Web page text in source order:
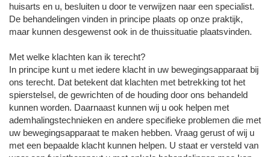
huisarts en u, besluiten u door te verwijzen naar een specialist.
De behandelingen vinden in principe plaats op onze praktijk,
maar kunnen desgewenst ook in de thuissituatie plaatsvinden.
Met welke klachten kan ik terecht?
In principe kunt u met iedere klacht in uw bewegingsapparaat bij
ons terecht. Dat betekent dat klachten met betrekking tot het
spierstelsel, de gewrichten of de houding door ons behandeld
kunnen worden. Daarnaast kunnen wij u ook helpen met
ademhalingstechnieken en andere specifieke problemen die met
uw bewegingsapparaat te maken hebben. Vraag gerust of wij u
met een bepaalde klacht kunnen helpen. U staat er versteld van